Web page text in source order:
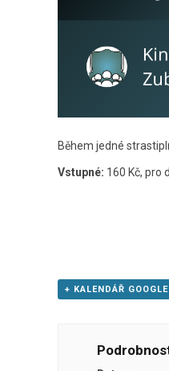
Během jedné
Vstupné: 160 Kč, pro
+ KALENDÁŘ GOOGLE